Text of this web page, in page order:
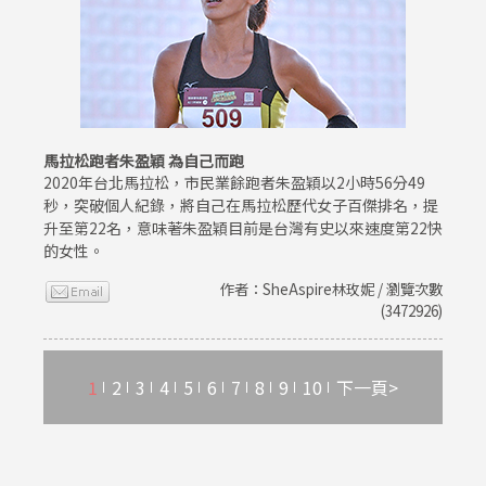
馬拉松跑者朱盈穎 為自己而跑
2020年台北馬拉松，市民業餘跑者朱盈穎以2小時56分49
秒，突破個人紀錄，將自己在馬拉松歷代女子百傑排名，提
升至第22名，意味著朱盈穎目前是台灣有史以來速度第22快
的女性。
作者：SheAspire林玫妮 / 瀏覽次數
(3472926)
1 2 3 4 5 6 7 8 9 10 下一頁>